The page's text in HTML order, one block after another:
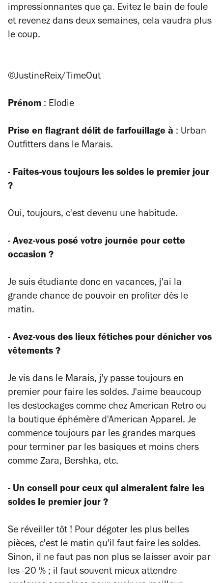
impressionnantes que ça. Evitez le bain de foule
et revenez dans deux semaines, cela vaudra plus
le coup.
©JustineReix/TimeOut
Prénom : Elodie
Prise en flagrant délit de farfouillage à : Urban
Outfitters dans le Marais.
- Faites-vous toujours les soldes le premier jour
?
Oui, toujours, c'est devenu une habitude.
- Avez-vous posé votre journée pour cette
occasion ?
Je suis étudiante donc en vacances, j'ai la
grande chance de pouvoir en profiter dès le
matin.
- Avez-vous des lieux fétiches pour dénicher vos
vêtements ?
Je vis dans le Marais, j'y passe toujours en
premier pour faire les soldes. J'aime beaucoup
les destockages comme chez American Retro ou
la boutique éphémère d'American Apparel. Je
commence toujours par les grandes marques
pour terminer par les basiques et moins chers
comme Zara, Bershka, etc.
- Un conseil pour ceux qui aimeraient faire les
soldes le premier jour ?
Se réveiller tôt ! Pour dégoter les plus belles
pièces, c'est le matin qu'il faut faire les soldes.
Sinon, il ne faut pas non plus se laisser avoir par
les -20 % ; il faut souvent mieux attendre